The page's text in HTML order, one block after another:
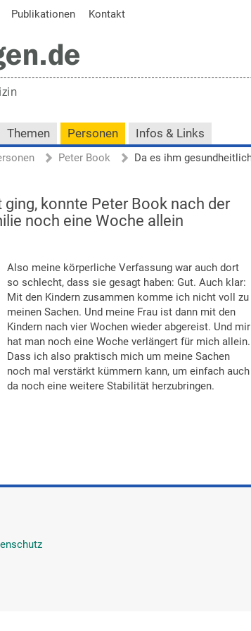
Publikationen Kontakt
Themen Personen Infos & Links
Peter Book
konnte Peter Book nach der
noch eine Woche allein
Also meine körperliche Verfassung war auch dort
so schlecht, dass sie gesagt haben: Gut. Auch klar:
Mit den Kindern zusammen komme ich nicht voll zu
meinen Sachen. Und meine Frau ist dann mit den
Kindern nach vier Wochen wieder abgereist. Und mir
hat man noch eine Woche verlängert für mich allein.
Dass ich also praktisch mich um meine Sachen
noch mal verstärkt kümmern kann, um einfach auch
da noch eine weitere Stabilität herzubringen.